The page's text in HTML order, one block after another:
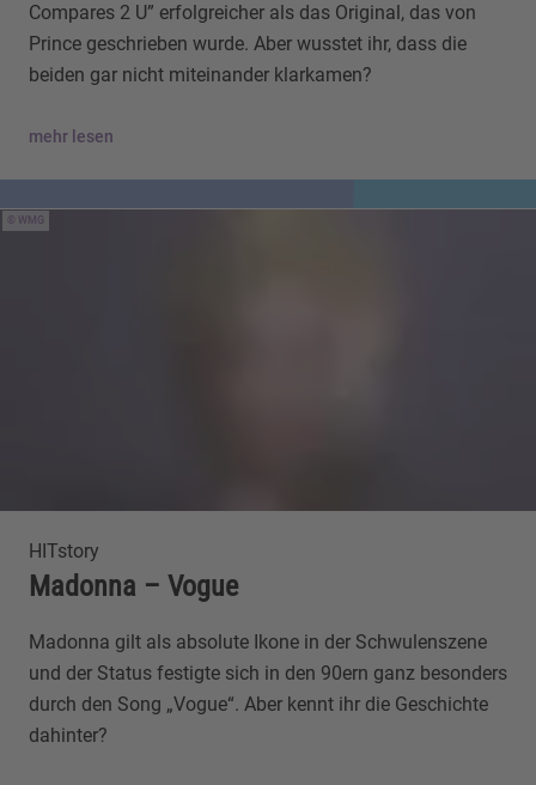
Compares 2 U” erfolgreicher als das Original, das von
Prince geschrieben wurde. Aber wusstet ihr, dass die
beiden gar nicht miteinander klarkamen?
mehr lesen
WMG
HITstory
Madonna – Vogue
Madonna gilt als absolute Ikone in der Schwulenszene
und der Status festigte sich in den 90ern ganz besonders
durch den Song „Vogue“. Aber kennt ihr die Geschichte
dahinter?